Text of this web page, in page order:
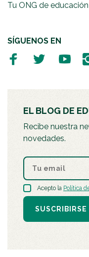
Tu ONG de
SÍGUENOS EN
EL BLOG DE
Recibe nuestra
novedades.
Acepto la Política
SUSCRIBIRSE